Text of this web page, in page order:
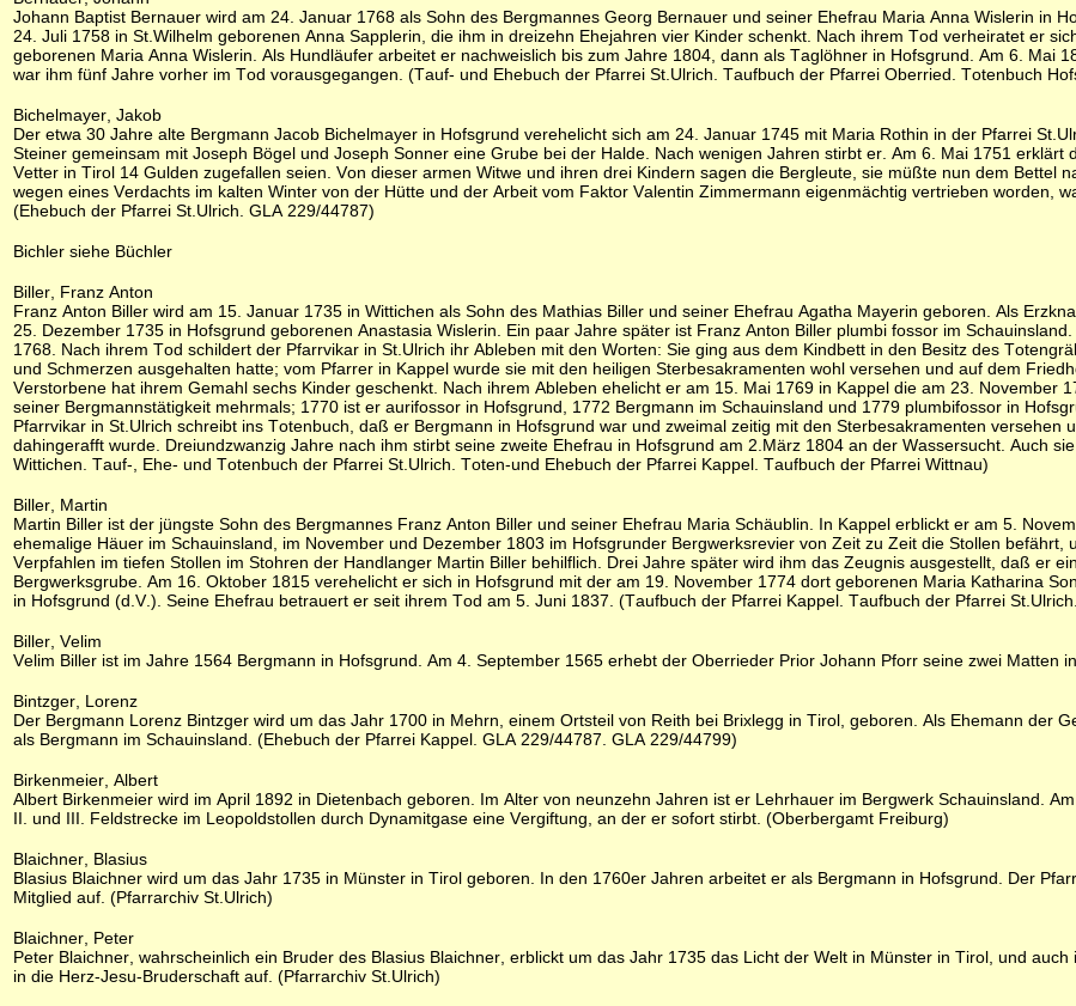
Johann Baptist Bernauer wird am 24. Januar 1768 als Sohn des Bergmannes Georg Bernauer und seiner Ehefrau Maria Anna Wislerin in
24. Juli 1758 in St.Wilhelm geborenen Anna Sapplerin, die ihm in dreizehn Ehejahren vier Kinder schenkt. Nach ihrem Tod verheiratet er
geborenen Maria Anna Wislerin. Als Hundläufer arbeitet er nachweislich bis zum Jahre 1804, dann als Taglöhner in Hofsgrund. Am 6. Mai
war ihm fünf Jahre vorher im Tod vorausgegangen. (Tauf- und Ehebuch der Pfarrei St.Ulrich. Taufbuch der Pfarrei Oberried. Totenbuch
Bichelmayer, Jakob
Der etwa 30 Jahre alte Bergmann Jacob Bichelmayer in Hofsgrund verehelicht sich am 24. Januar 1745 mit Maria Rothin in der Pfarrei
Steiner gemeinsam mit Joseph Bögel und Joseph Sonner eine Grube bei der Halde. Nach wenigen Jahren stirbt er. Am 6. Mai 1751
Vetter in Tirol 14 Gulden zugefallen seien. Von dieser armen Witwe und ihren drei Kindern sagen die Bergleute, sie müßte nun dem Bettel
wegen eines Verdachts im kalten Winter von der Hütte und der Arbeit vom Faktor Valentin Zimmermann eigenmächtig vertrieben worden,
(Ehebuch der Pfarrei St.Ulrich. GLA 229/44787)
Bichler siehe Büchler
Biller, Franz Anton
Franz Anton Biller wird am 15. Januar 1735 in Wittichen als Sohn des Mathias Biller und seiner Ehefrau Agatha Mayerin geboren. Als
25. Dezember 1735 in Hofsgrund geborenen Anastasia Wislerin. Ein paar Jahre später ist Franz Anton Biller plumbi fossor im
1768. Nach ihrem Tod schildert der Pfarrvikar in St.Ulrich ihr Ableben mit den Worten: Sie ging aus dem Kindbett in den Besitz des
und Schmerzen ausgehalten hatte; vom Pfarrer in Kappel wurde sie mit den heiligen Sterbesakramenten wohl versehen und auf dem
Verstorbene hat ihrem Gemahl sechs Kinder geschenkt. Nach ihrem Ableben ehelicht er am 15. Mai 1769 in Kappel die am 23. November
seiner Bergmannstätigkeit mehrmals; 1770 ist er aurifossor in Hofsgrund, 1772 Bergmann im Schauinsland und 1779 plumbifossor in
Pfarrvikar in St.Ulrich schreibt ins Totenbuch, daß er Bergmann in Hofsgrund war und zweimal zeitig mit den Sterbesakramenten
dahingerafft wurde. Dreiundzwanzig Jahre nach ihm stirbt seine zweite Ehefrau in Hofsgrund am 2.März 1804 an der Wassersucht. Auch
Wittichen. Tauf-, Ehe- und Totenbuch der Pfarrei St.Ulrich. Toten-und Ehebuch der Pfarrei Kappel. Taufbuch der Pfarrei Wittnau)
Biller, Martin
Martin Biller ist der jüngste Sohn des Bergmannes Franz Anton Biller und seiner Ehefrau Maria Schäublin. In Kappel erblickt er am 5.
ehemalige Häuer im Schauinsland, im November und Dezember 1803 im Hofsgrunder Bergwerksrevier von Zeit zu Zeit die Stollen
Verpfahlen im tiefen Stollen im Stohren der Handlanger Martin Biller behilflich. Drei Jahre später wird ihm das Zeugnis ausgestellt, daß er
Bergwerksgrube. Am 16. Oktober 1815 verehelicht er sich in Hofsgrund mit der am 19. November 1774 dort geborenen Maria Katharina
in Hofsgrund (d.V.). Seine Ehefrau betrauert er seit ihrem Tod am 5. Juni 1837. (Taufbuch der Pfarrei Kappel. Taufbuch der Pfarrei
Biller, Velim
Velim Biller ist im Jahre 1564 Bergmann in Hofsgrund. Am 4. September 1565 erhebt der Oberrieder Prior Johann Pforr seine zwei Matten
Bintzger, Lorenz
Der Bergmann Lorenz Bintzger wird um das Jahr 1700 in Mehrn, einem Ortsteil von Reith bei Brixlegg in Tirol, geboren. Als Ehemann der
als Bergmann im Schauinsland. (Ehebuch der Pfarrei Kappel. GLA 229/44787. GLA 229/44799)
Birkenmeier, Albert
Albert Birkenmeier wird im April 1892 in Dietenbach geboren. Im Alter von neunzehn Jahren ist er Lehrhauer im Bergwerk Schauinsland.
II. und III. Feldstrecke im Leopoldstollen durch Dynamitgase eine Vergiftung, an der er sofort stirbt. (Oberbergamt Freiburg)
Blaichner, Blasius
Blasius Blaichner wird um das Jahr 1735 in Münster in Tirol geboren. In den 1760er Jahren arbeitet er als Bergmann in Hofsgrund. Der
Mitglied auf. (Pfarrarchiv St.Ulrich)
Blaichner, Peter
Peter Blaichner, wahrscheinlich ein Bruder des Blasius Blaichner, erblickt um das Jahr 1735 das Licht der Welt in Münster in Tirol, und
in die Herz-Jesu-Bruderschaft auf. (Pfarrarchiv St.Ulrich)